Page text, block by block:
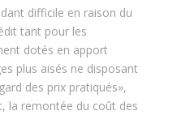
difficile en raison du
tant pour les
dotés en apport
plus aisés ne disposant
des prix pratiqués»,
la remontée du coût des